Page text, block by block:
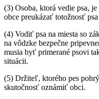
(3) Osoba, ktorá vedie psa,
obce preukázať totožnosť
(4) Vodiť psa na miesta so
na vôdzke bezpečne
musia byť primerané psovi
situácii.
(5) Držiteľ, ktorého pes
skutočnosť oznámiť obci.